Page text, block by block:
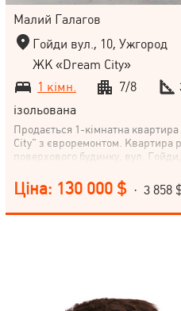
Малий Галагов
Гойди вул., 10, Ужгород
ЖК «Dream City»
1 кімн.
7/8
ізольована
Продається 1-кімнатна
City" з євроремонтом. Квартира
поверхового будинку, вул.
Автономне газове опалення !!!
знаходиться в центральній
Дитячий майданчик. -
Ціна: 130 000 $ · 3 858